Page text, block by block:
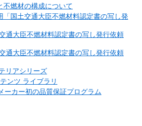
不燃材の構成について
「国土交通大臣不燃材料認定書の写し発
通大臣不燃材料認定書の写し発行依頼
通大臣不燃材料認定書の写し発行依頼
リアシリーズ
ンツ ライブラリ
ーカー初の品質保証プログラム